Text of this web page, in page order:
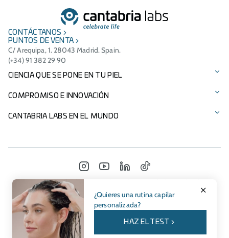
¿Quieres una rutina capilar
personalizada?
HAZ EL TEST
CONTÁCTANOS
PUNTOS DE VENTA
C/ Arequipa, 1. 28043 Madrid. Spain.
(+34) 91 382 29 90
CIENCIA QUE SE PONE EN TU PIEL
Protección solar
Cuidado facial
Nuestras marcas
Catálogo de productos
COMPROMISO E INNOVACIÓN
Tecnologías patentadas
Patrocinios
Joint Ventures
Fundación Cantabria Labs
CANTABRIA LABS EN EL MUNDO
Portugal
Marruecos
México
INSTAGRAM
YOUTUBE
LINKEDIN
TIKTOK
© Cantabria Labs 2026 Política de privacidad Aviso legal
Política de cookiesCompliance